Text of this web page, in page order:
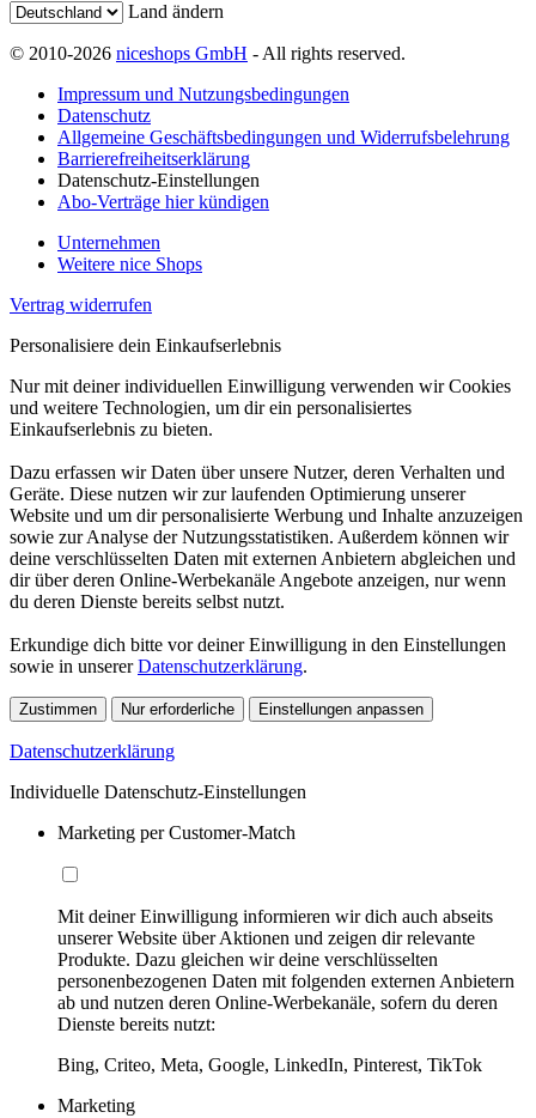
Land ändern
© 2010-2026 niceshops GmbH - All rights reserved.
Impressum und Nutzungsbedingungen
Datenschutz
Allgemeine Geschäftsbedingungen und Widerrufsbelehrung
Barrierefreiheitserklärung
Datenschutz-Einstellungen
Abo-Verträge hier kündigen
Unternehmen
Weitere nice Shops
Vertrag widerrufen
Personalisiere dein Einkaufserlebnis
Nur mit deiner individuellen Einwilligung verwenden wir Cookies
und weitere Technologien, um dir ein personalisiertes
Einkaufserlebnis zu bieten.
Dazu erfassen wir Daten über unsere Nutzer, deren Verhalten und
Geräte. Diese nutzen wir zur laufenden Optimierung unserer
Website und um dir personalisierte Werbung und Inhalte anzuzeigen
sowie zur Analyse der Nutzungsstatistiken. Außerdem können wir
deine verschlüsselten Daten mit externen Anbietern abgleichen und
dir über deren Online-Werbekanäle Angebote anzeigen, nur wenn
du deren Dienste bereits selbst nutzt.
Erkundige dich bitte vor deiner Einwilligung in den Einstellungen
sowie in unsererDatenschutzerklärung.
Zustimmen Nur erforderliche Einstellungen anpassen
Datenschutzerklärung
Individuelle Datenschutz-Einstellungen
Marketing per Customer-Match
Mit deiner Einwilligung informieren wir dich auch abseits
unserer Website über Aktionen und zeigen dir relevante
Produkte. Dazu gleichen wir deine verschlüsselten
personenbezogenen Daten mit folgenden externen Anbietern
ab und nutzen deren Online-Werbekanäle, sofern du deren
Dienste bereits nutzt:
Bing, Criteo, Meta, Google, LinkedIn, Pinterest, TikTok
Marketing